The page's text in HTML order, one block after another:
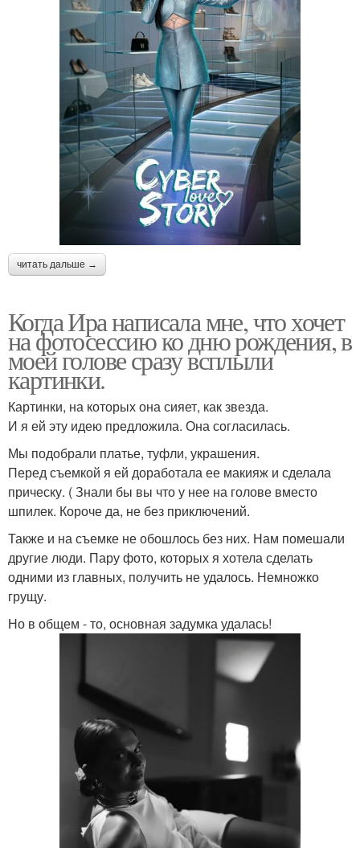
читать дальше →
Когда Ира написала мне, что хочет
на фотосессию ко дню рождения, в
моей голове сразу всплыли
картинки.
Картинки, на которых она сияет, как звезда.
И я ей эту идею предложила. Она согласилась.
Мы подобрали платье, туфли, украшения.
Перед съемкой я ей доработала ее макияж и сделала
прическу. ( Знали бы вы что у нее на голове вместо
шпилек. Короче да, не без приключений.
Также и на съемке не обошлось без них. Нам помешали
другие люди. Пару фото, которых я хотела сделать
одними из главных, получить не удалось. Немножко
грущу.
Но в общем - то, основная задумка удалась!